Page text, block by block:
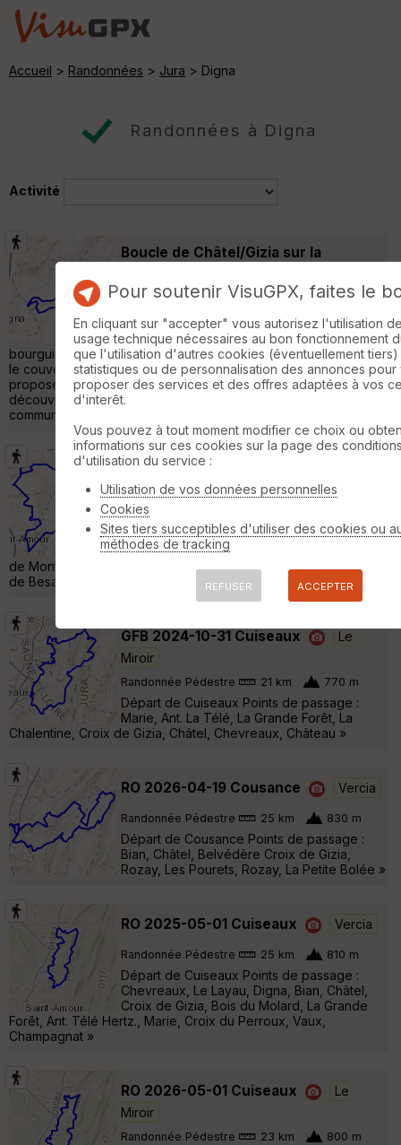
Accueil > Randonnées > Jura > Digna
Randonnées à Digna
Activité
Boucle de Châtel/Gizia sur la
La colline de Châtel est un trait d’union entre
la Petite Montagne jurassienne et la Bresse
bourguignonne qu’elle domine. Un parc et des jardins entourent
le couvent et l’église Saint-Etienne. La boucle randonnée
proposée en parallèle de l’itinéraire de ViaCluny.fr permet de
découvrir ce lieu d’où une vue se perd au loin. Dans la
commune de Gizia, dont elle domine le village, la »
ER 2025-07-23 Balanod
Amour
Randonnée Pédestre
Départ de Balanod Points de passage : Les
Côtes, Belvédère de l'Aubépin, Belvédère
de Montagna-le-Reconduit, Montagna, Grotte, Cascade, Rivière
de Besançon »
GFB 2024-10-31 Cuiseaux
Le
Miroir
Randonnée Pédestre 21 km 770 m
Départ de Cuiseaux Points de passage :
Marie, Ant. La Télé, La Grande Forêt, La
Chalentine, Croix de Gizia, Châtel, Chevreaux, Château »
RO 2026-04-19 Cousance Vercia
Randonnée Pédestre 25 km 830 m
Départ de Cousance Points de passage :
Bian, Châtel, Belvédère Croix de Gizia,
Rozay, Les Pourets, Rozay, La Petite Bolée »
RO 2025-05-01 Cuiseaux Vercia
Randonnée Pédestre 25 km 810 m
Départ de Cuiseaux Points de passage :
Chevreaux, Le Layau, Digna, Bian, Châtel,
Croix de Gizia, Bois du Molard, La Grande
Forêt, Ant. Télé Hertz., Marie, Croix du Perroux, Vaux,
Champagnat »
RO 2026-05-01 Cuiseaux
Le
Miroir
Randonnée Pédestre 23 km 800 m
Pour soutenir VisuGPX, faites le
En cliquant sur "accepter" vous autorisez l'utilisation
usage technique nécessaires au bon fonctionnement
que l'utilisation d'autres cookies (éventuellement
statistiques ou de personnalisation des annonces pour
proposer des services et des offres adaptées à vos
d'interêt.
Vous pouvez à tout moment modifier ce choix ou
informations sur ces cookies sur la page des
d'utilisation du service :
Utilisation de vos données personnelles
Cookies
Sites tiers succeptibles d'utiliser des cookies ou
méthodes de tracking
REFUSER ACCEPTER